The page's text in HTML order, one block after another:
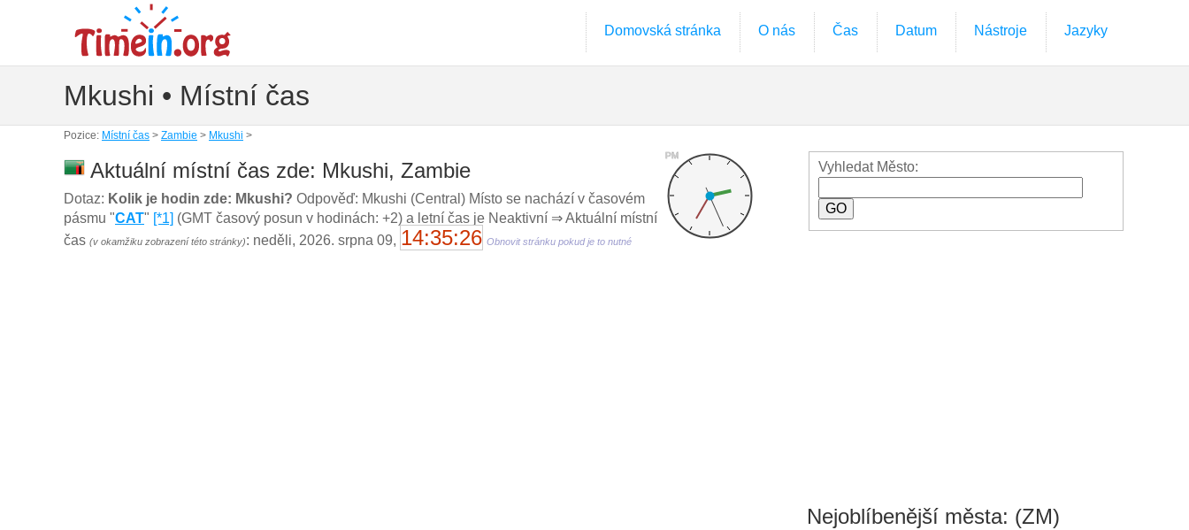
Domovská stránka O nás Čas Datum Nástroje Jazyky
Mkushi • Místní čas
Pozice: Místní čas > Zambie > Mkushi >
PM
Aktuální místní čas zde: Mkushi, Zambie
Dotaz: Kolik je hodin zde: Mkushi? Odpověď: Mkushi (Central) Místo se nachází v časovém
pásmu "CAT" [*1] (GMT časový posun v hodinách: +2) a letní čas je Neaktivní ⇒ Aktuální místní
čas (v okamžiku zobrazení této stránky): neděli, 2026. srpna 09, 14:35:27 Obnovit stránku pokud je to nutné
Vyhledat Město:
Nejoblíbenější města: (ZM)